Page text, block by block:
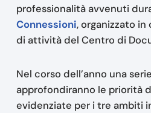
professionalità avvenuti
Connessioni, organizzato
di attività del Centro di
Nel corso dell’anno una
approfondiranno le priorità
evidenziate per i tre ambiti